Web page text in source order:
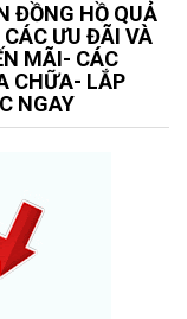
ĐỒNG HỒ QUẢ
ƯU ĐÃI VÀ
MÃI- CÁC
CHỮA- LẮP
NGAY